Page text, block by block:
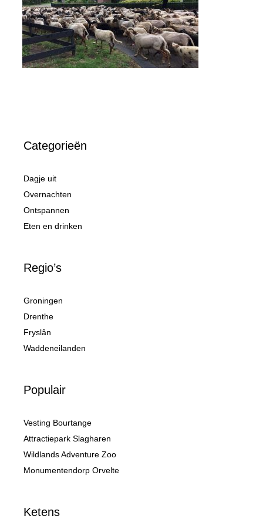
Categorieën
Dagje uit
Overnachten
Ontspannen
Eten en drinken
Regio’s
Groningen
Drenthe
Fryslân
Waddeneilanden
Populair
Vesting Bourtange
Attractiepark Slagharen
Wildlands Adventure Zoo
Monumentendorp Orvelte
Ketens